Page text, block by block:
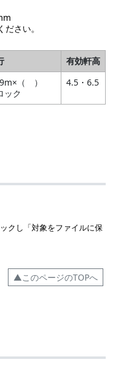
さい。
有効軒高
（ ）
ック
4.5・6.5
クし「対象をファイルに保
▲このページのTOPへ